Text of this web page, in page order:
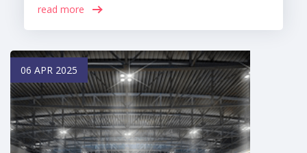
read more
06 APR 2025